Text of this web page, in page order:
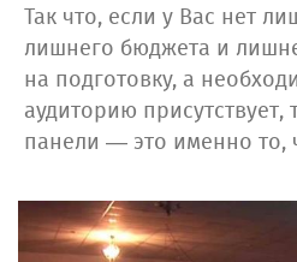
Так что, если у Вас нет
лишнего бюджета и
на подготовку, а
аудиторию
панели — это именно то,